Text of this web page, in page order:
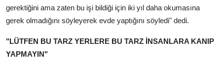
gerektiğini ama zaten bu işi bildiği için iki yıl daha okumasına
gerek olmadığını söyleyerek evde yaptığını söyledi" dedi.
"LÜTFEN BU TARZ YERLERE BU TARZ İNSANLARA KANIP
YAPMAYIN"